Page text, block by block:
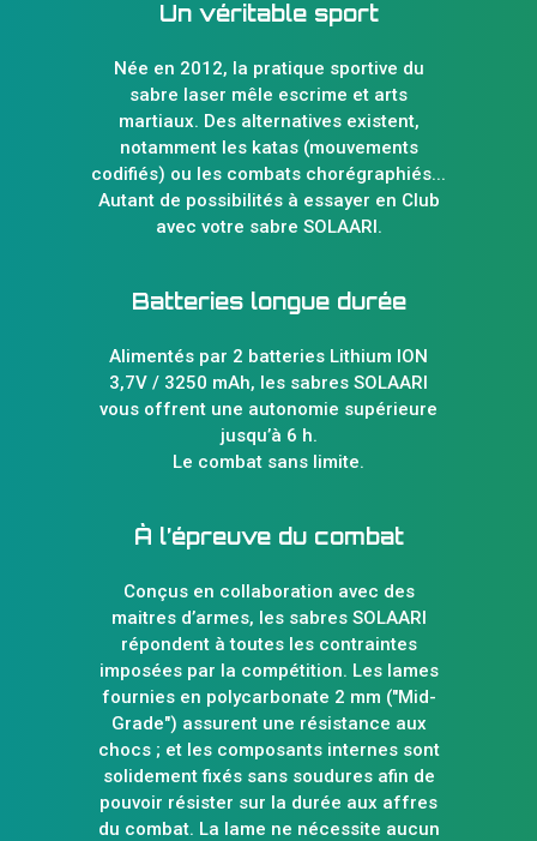
Un véritable sport
Née en 2012, la pratique sportive du
sabre laser mêle escrime et arts
martiaux. Des alternatives existent,
notamment les katas (mouvements
codifiés) ou les combats chorégraphiés...
Autant de possibilités à essayer en Club
avec votre sabre SOLAARI.
Batteries longue durée
Alimentés par 2 batteries Lithium ION
3,7V / 3250 mAh, les sabres SOLAARI
vous offrent une autonomie supérieure
jusqu’à 6 h.
Le combat sans limite.
À l’épreuve du combat
Conçus en collaboration avec des
maitres d’armes, les sabres SOLAARI
répondent à toutes les contraintes
imposées par la compétition. Les lames
fournies en polycarbonate 2 mm ("Mid-
Grade") assurent une résistance aux
chocs ; et les composants internes sont
solidement fixés sans soudures afin de
pouvoir résister sur la durée aux affres
du combat. La lame ne nécessite aucun